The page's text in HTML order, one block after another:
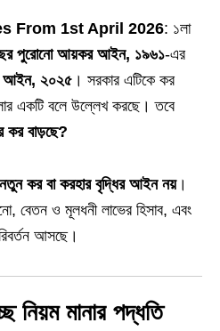
From 1st April 2026: ১লা
পুরোনো আয়কর আইন, ১৯৬১‑এর
২০২৫ । সরকার এটিকে কর
একটি বলে উল্লেখ করছে। তবে
কর বাড়ছে?
নতুন কর বা করহার বৃদ্ধির আইন নয়।
বেতন ও মূলধনী লাভের হিসাব, এবং
আসছে।
নিয়ম মানার পদ্ধতি